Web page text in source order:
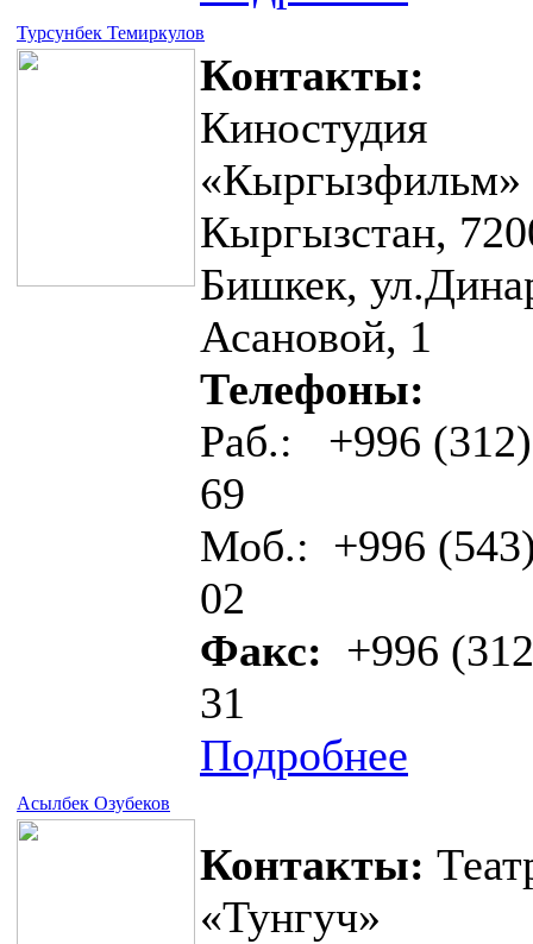
Турсунбек Темиркулов
Контакты:
Киностудия
«Кыргызфильм»
Кыргызстан,
Бишкек,
Асановой, 1
Телефоны:
Раб.: +996
69
Моб.: +996
02
Факс: +996
31
Подробнее
Асылбек Озубеков
Контакты:
«Тунгуч»